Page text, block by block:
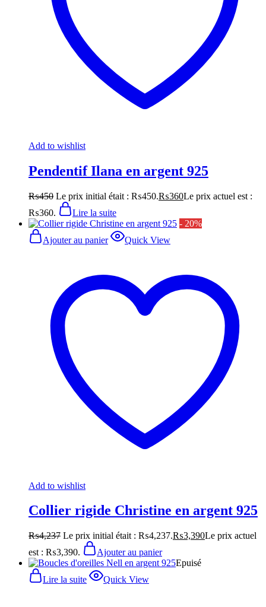
Add to wishlist
Pendentif Ilana en argent 925
₨450 Le prix initial était : ₨450.₨360Le prix actuel est :
₨360.
Lire la suite
- 20%
Ajouter au panier
Quick View
Add to wishlist
Collier rigide Christine en argent 925
₨4,237 Le prix initial était : ₨4,237.₨3,390Le prix actuel
est : ₨3,390.
Ajouter au panier
Epuisé
Lire la suite
Quick View